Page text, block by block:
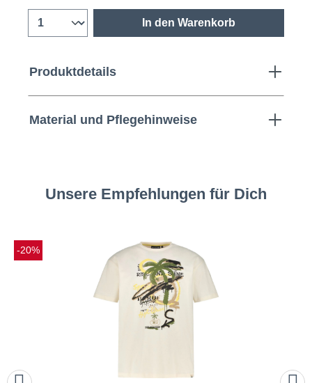
In den Warenkorb
Produktdetails
Material und Pflegehinweise
Unsere Empfehlungen für Dich
-20%